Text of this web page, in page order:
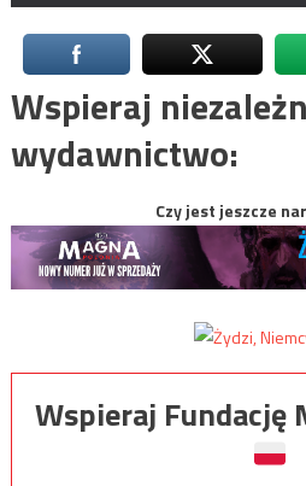
Wspieraj
wydawnictwo:
Czy jest jeszcze
Wspieraj Fundację